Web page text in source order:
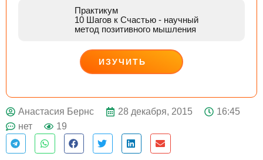
Практикум
10 Шагов к Счастью - научный
метод позитивного мышления
ИЗУЧИТЬ
ДЕЙСТВУЙ
Анастасия Бернс 28 декабря, 2015
16:45
нет
19